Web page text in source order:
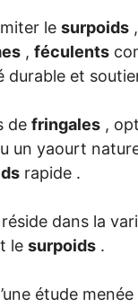
le surpoids
, féculents
durable et
de fringales ,
un yaourt
rapide .
réside dans la
le surpoids .
étude